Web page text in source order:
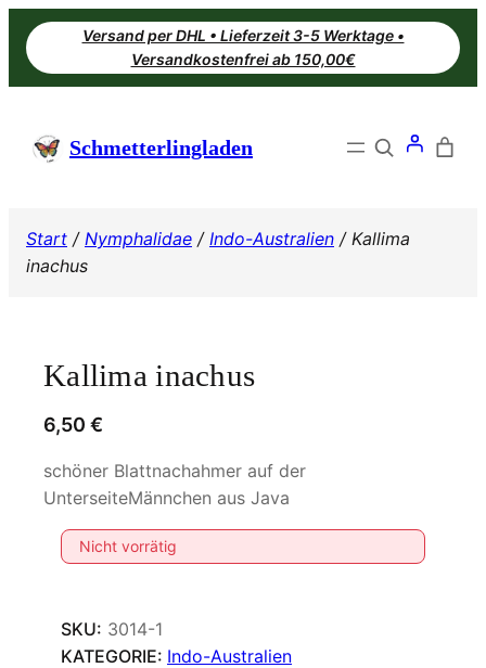
Zum
Inhalt
springen
Versand per DHL • Lieferzeit 3-5 Werktage •
Versandkostenfrei ab 150,00€
Schmetterlingladen Search
Start / Nymphalidae / Indo-Australien / Kallima
inachus
Kallima inachus
6,50 €
schöner Blattnachahmer auf der
UnterseiteMännchen aus Java
Nicht vorrätig
SKU: 3014-1
KATEGORIE: Indo-Australien